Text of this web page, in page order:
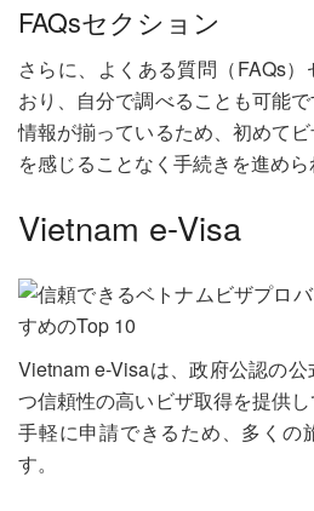
FAQsセクション
さらに、よくある質問（FAQs
おり、自分で調べることも可能
情報が揃っているため、初めて
を感じることなく手続きを進めら
Vietnam e-Visa
Vietnam e-Visaは、政府公認の
つ信頼性の高いビザ取得を提供
手軽に申請できるため、多くの
す。